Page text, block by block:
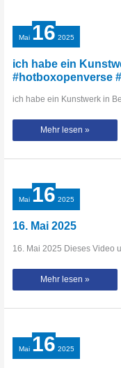
Park
Berlin
Mai 16 2025
ich habe ein
#hotboxopenverse
ich habe ein Kunstwerk in
ich
in
#hotboxopenverse
#kunst
#streetart
Mehr lesen »
Mai 16 2025
16. Mai 2025
16. Mai 2025 Dieses Video
16.
2025
Mehr lesen »
Mai 16 2025